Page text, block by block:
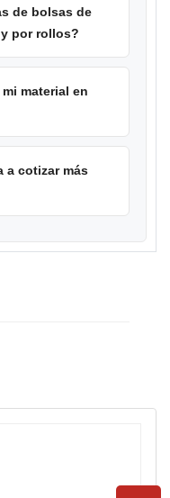
de bolsas de
por rollos?
material en
a cotizar más